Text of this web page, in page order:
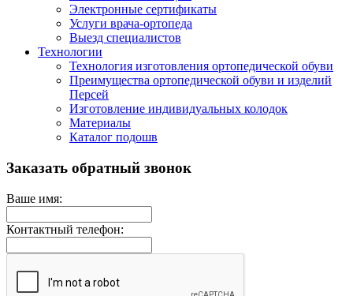
Электронные сертификаты
Услуги врача-ортопеда
Выезд специалистов
Технологии
Технология изготовления ортопедической обуви
Преимущества ортопедической обуви и изделий
Персей
Изготовление индивидуальных колодок
Материалы
Каталог подошв
Заказать обратный звонок
Ваше имя:
Контактный телефон: